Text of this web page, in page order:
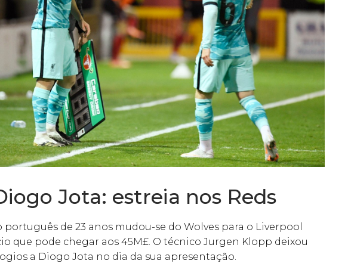
Jota: estreia nos Reds
português de 23 anos mudou-se do Wolves para o Liverpool
que pode chegar aos 45M£. O técnico Jurgen Klopp deixou
a Diogo Jota no dia da sua apresentação.